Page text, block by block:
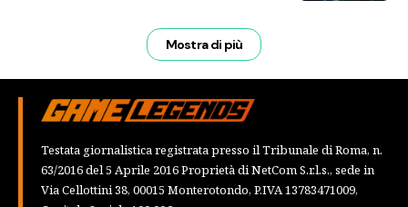
Mostra di più
Testata giornalistica registrata presso il Tribunale di Roma, n.
63/2016 del 5 Aprile 2016 Proprietà di NetCom S.r.l.s., sede in
Via Cellottini 38, 00015 Monterotondo, P.IVA 13783471009,